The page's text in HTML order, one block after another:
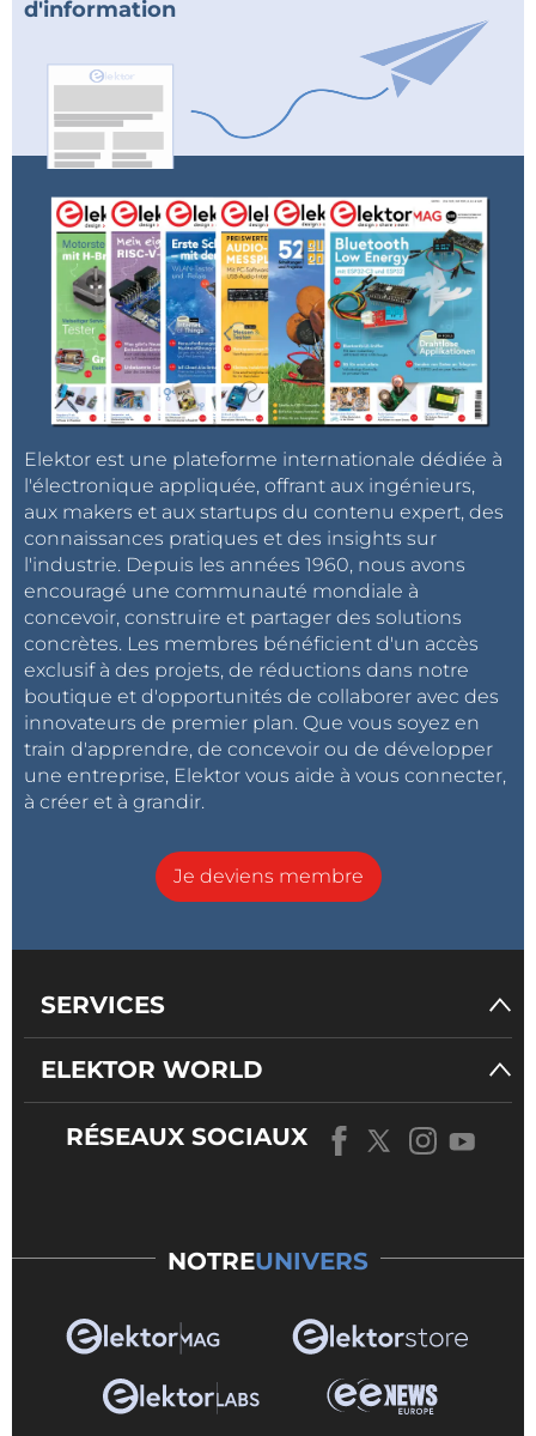
d'information
Elektor est une plateforme internationale dédiée à
l'électronique appliquée, offrant aux ingénieurs,
aux makers et aux startups du contenu expert, des
connaissances pratiques et des insights sur
l'industrie. Depuis les années 1960, nous avons
encouragé une communauté mondiale à
concevoir, construire et partager des solutions
concrètes. Les membres bénéficient d'un accès
exclusif à des projets, de réductions dans notre
boutique et d'opportunités de collaborer avec des
innovateurs de premier plan. Que vous soyez en
train d'apprendre, de concevoir ou de développer
une entreprise, Elektor vous aide à vous connecter,
à créer et à grandir.
Je deviens membre
SERVICES
ELEKTOR WORLD
RÉSEAUX SOCIAUX
NOTREUNIVERS